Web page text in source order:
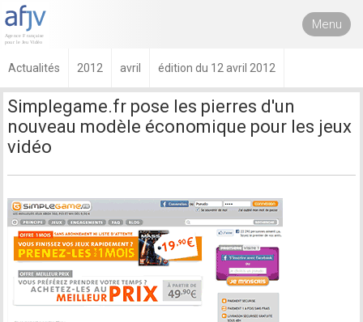
Menu
Actualités 2012 avril édition du 12 avril 2012
Simplegame.fr pose les pierres d'un
nouveau modèle économique pour les jeux
vidéo